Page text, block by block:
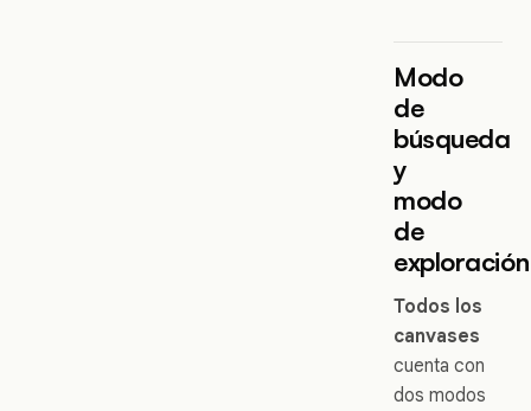
Modo
de
búsqueda
y
modo
de
exploración
Todos los
canvases
cuenta con
dos modos